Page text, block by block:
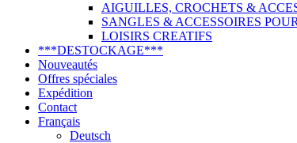
AIGUILLES, CROCHETS &
SANGLES & ACCESSOIRES
LOISIRS CREATIFS
***DESTOCKAGE***
Nouveautés
Offres spéciales
Expédition
Contact
Français
Deutsch